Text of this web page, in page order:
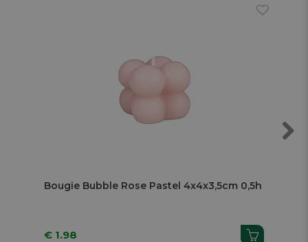
Bougie Bubble Rose Pastel 4x4x3,5cm 0,5h
€ 1.98